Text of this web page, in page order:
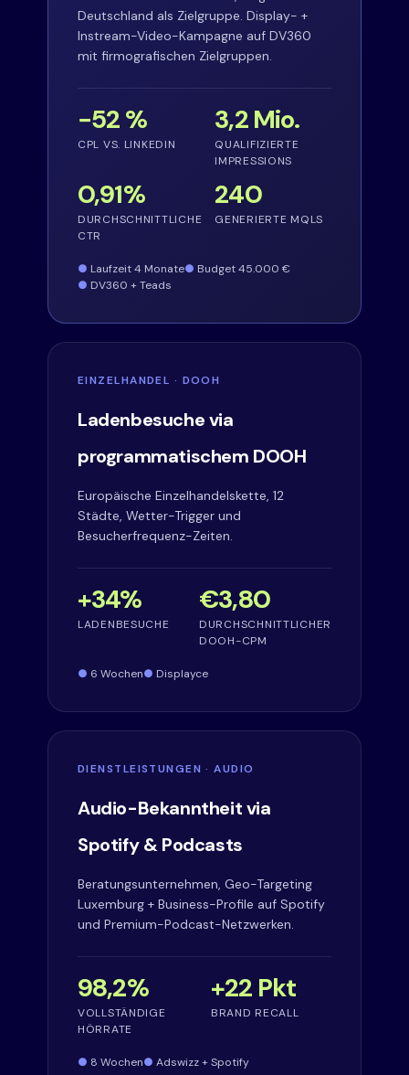
Deutschland als Zielgruppe. Display- +
Instream-Video-Kampagne auf DV360
mit firmografischen Zielgruppen.
−52 %
CPL VS. LINKEDIN
3,2 Mio.
QUALIFIZIERTE
IMPRESSIONS
0,91%
DURCHSCHNITTLICHE
CTR
240
GENERIERTE MQLS
Laufzeit 4 Monate
Budget 45.000 €
DV360 + Teads
EINZELHANDEL · DOOH
Ladenbesuche via
programmatischem DOOH
Europäische Einzelhandelskette, 12
Städte, Wetter-Trigger und
Besucherfrequenz-Zeiten.
+34%
LADENBESUCHE
€3,80
DURCHSCHNITTLICHER
DOOH-CPM
6 Wochen Displayce
DIENSTLEISTUNGEN · AUDIO
Audio-Bekanntheit via
Spotify & Podcasts
Beratungsunternehmen, Geo-Targeting
Luxemburg + Business-Profile auf Spotify
und Premium-Podcast-Netzwerken.
98,2%
VOLLSTÄNDIGE
HÖRRATE
+22 Pkt
BRAND RECALL
8 Wochen Adswizz + Spotify